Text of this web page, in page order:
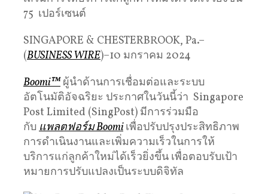
75 เปอร์เซนต์
SINGAPORE & CHESTERBROOK, Pa.–
(BUSINESS WIRE)–10 มกราคม 2024
Boomi™ผู้นำด้านการเชื่อมต่อและระบบ
อัตโนมัติอัจฉริยะ ประกาศในวันนี้ว่า Singapore
Post Limited (SingPost) มีการร่วมมือ
กับ แพลตฟอร์ม Boomiเพื่อปรับปรุงประสิทธิภาพ
การดำเนินงานและเพิ่มความเร็วในการให้
บริการแก่ลูกค้าใหม่ได้เร็วยิ่งขึ้น เพื่อตอบรับเป้า
หมายการปรับแปลงเป็นระบบดิจิทัล